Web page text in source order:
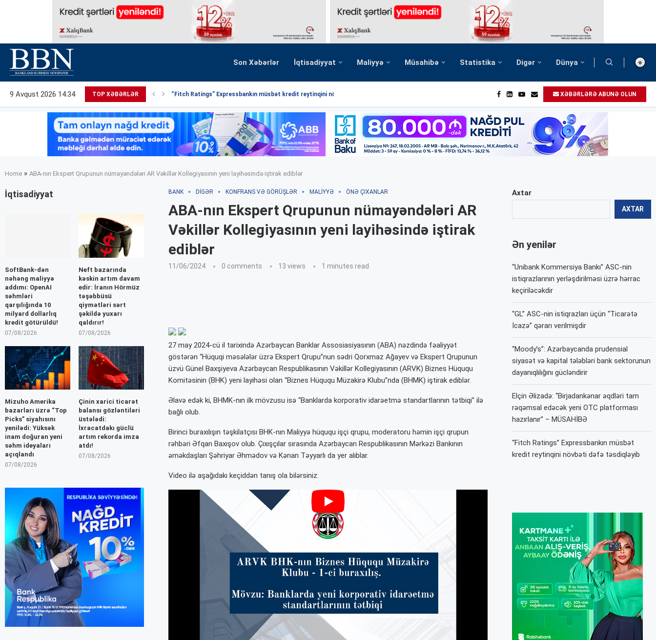
Son Xəbərlər İqtisadiyyat Maliyyə Müsahibə Statistika Digər Dünya
9 Avqust 2026 14:34 TOP XƏBƏRLƏR “Fitch Ratings” Expressbankın müsbət kredit reytinqini növbəti dəfə... XƏBƏRLƏRƏ ABUNƏ OLUN
Home » ABA-nın Ekspert Qrupunun nümayəndələri AR Vəkillər Kollegiyasının yeni layihəsində iştirak ediblər
BANK DIGƏR KONFRANS VƏ GÖRÜŞLƏR MALIYYƏ ÖNƏ ÇIXANLAR
ABA-nın Ekspert Qrupunun nümayəndələri AR
Vəkillər Kollegiyasının yeni layihəsində iştirak
ediblər
11/06/2024 0 comments 13 views 1 minutes read
27 may 2024-cü il tarixində Azərbaycan Banklar Assosiasiyasının (ABA) nəzdində fəaliyyət
göstərən “Hüquqi məsələlər üzrə Ekspert Qrupu”nun sədri Qorxmaz Ağayev və Ekspert Qrupunun
üzvü Günel Baxşiyeva Azərbaycan Respublikasının Vəkillər Kollegiyasının (ARVK) Biznes Hüququ
Komitəsinin (BHK) yeni layihəsi olan “Biznes Hüququ Müzakirə Klubu”nda (BHMK) iştirak ediblər.
Əlavə edək ki, BHMK-nın ilk mövzusu isə “Banklarda korporativ idarəetmə standartlarının tətbiqi” ilə
bağlı olub.
Birinci buraxılışın təşkilatçısı BHK-nın Maliyyə hüququ işçi qrupu, moderatoru həmin işçi qrupun
rəhbəri Əfqan Baxışov olub. Çıxışçılar sırasında Azərbaycan Respublikasının Mərkəzi Bankının
əməkdaşları Şəhriyar Əhmədov və Kənan Təyyarlı da yer alıblar.
Video ilə aşağıdakı keçiddən tanış ola bilərsiniz:
Axtar
AXTAR
Ən yenilər
“Unibank Kommersiya Bankı” ASC-nin
istiqrazlarının yerləşdirilməsi üzrə hərrac
keçiriləcəkdir
“GL” ASC-nin istiqrazları üçün “Ticarətə
İcazə” qərarı verilmişdir
“Moody’s”: Azərbaycanda prudensial
siyasət və kapital tələbləri bank sektorunun
dayanıqlılığını gücləndirir
Elçin Əlizadə: “Birjadankənar əqdləri tam
rəqəmsal edəcək yeni OTC platforması
hazırlanır” – MÜSAHİBƏ
“Fitch Ratings” Expressbankın müsbət
kredit reytinqini növbəti dəfə təsdiqləyib
İqtisadiyyat
SoftBank-dən
nəhəng maliyyə
addımı: OpenAI
səhmləri
qarşılığında 10
milyard dollarlıq
kredit götürüldü!
07/08/2026
Neft bazarında
kəskin artım davam
edir: İranın Hörmüz
təşəbbüsü
qiymətləri sərt
şəkildə yuxarı
qaldırır!
07/08/2026
Mizuho Amerika
bazarları üzrə “Top
Picks” siyahısını
yenilədi: Yüksək
inam doğuran yeni
səhm ideyaları
açıqlandı
07/08/2026
Çinin xarici ticarət
balansı gözləntiləri
üstələdi:
İxracatdakı güclü
artım rekorda imza
atdı!
07/08/2026